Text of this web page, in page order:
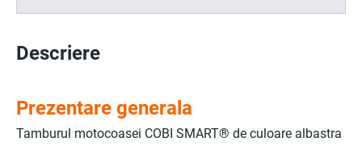
Descriere
Prezentare generala
Tamburul motocoasei COBI SMART® de culoare albastra